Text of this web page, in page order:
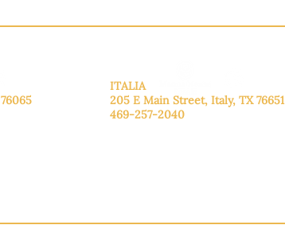
ITALIA
205 E Main Street, Italy, TX 76651
469-257-2040